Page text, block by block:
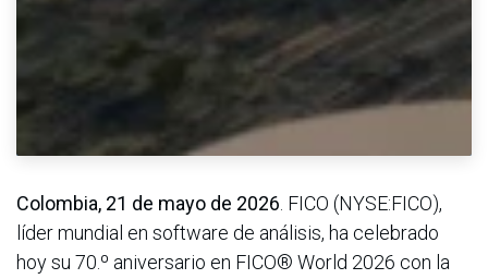
Colombia, 21 de mayo de 2026 . FICO (NYSE:FICO),
líder mundial en software de análisis, ha celebrado
hoy su 70.º aniversario en FICO® World 2026 con la